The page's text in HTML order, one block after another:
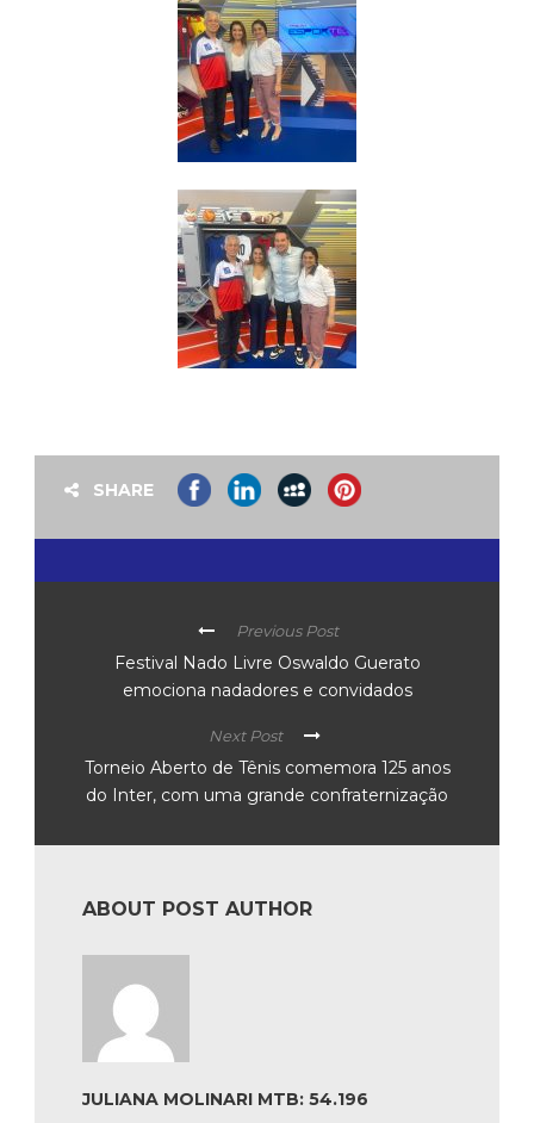
SHARE
Previous Post
Festival Nado Livre Oswaldo Guerato
emociona nadadores e convidados
Next Post
Torneio Aberto de Tênis comemora 125 anos
do Inter, com uma grande confraternização
ABOUT POST AUTHOR
JULIANA MOLINARI MTB: 54.196